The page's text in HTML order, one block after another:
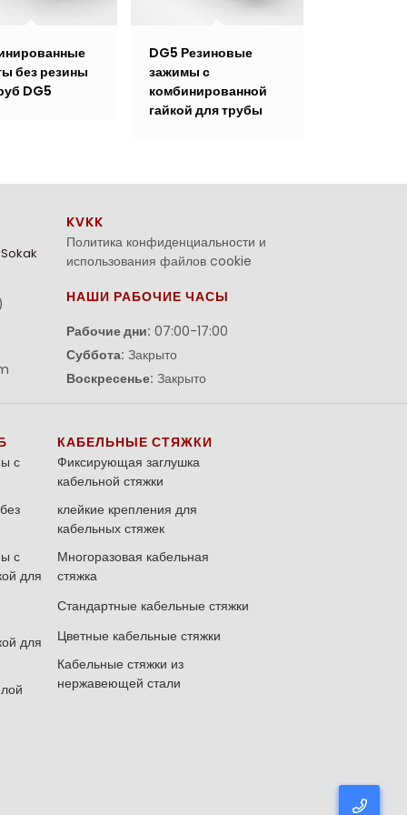
без резины
DG5
DG5 Резиновые
зажимы с
комбинированной
гайкой для трубы
KVKK
Политика конфиденциальности и
использования файлов cookie
НАШИ РАБОЧИЕ ЧАСЫ
Рабочие дни: 07:00-17:00
Суббота: Закрыто
Воскресенье: Закрыто
с
с
для
для
КАБЕЛЬНЫЕ СТЯЖКИ
Фиксирующая заглушка
кабельной стяжки
клейкие крепления для
кабельных стяжек
Многоразовая кабельная
стяжка
Стандартные кабельные стяжки
Цветные кабельные стяжки
Кабельные стяжки из
нержавеющей стали